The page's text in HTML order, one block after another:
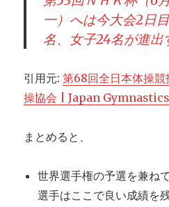
一）へは今大会2日
名、女子24名が進出
引用元:第68回全日本体操
操協会 | Japan
まとめると、
世界選手権の予選を兼ね
選手はここで良い成績を